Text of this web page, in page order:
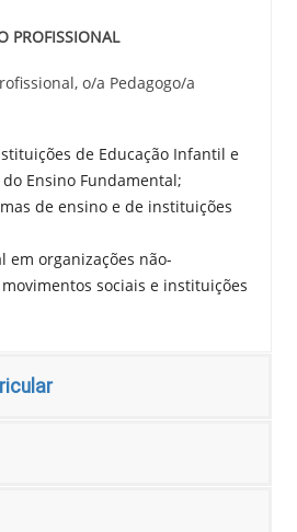
PROFISSIONAL
o/a Pedagogo/a
de Educação Infantil e
Ensino Fundamental;
de ensino e de instituições
em organizações não-
sociais e instituições